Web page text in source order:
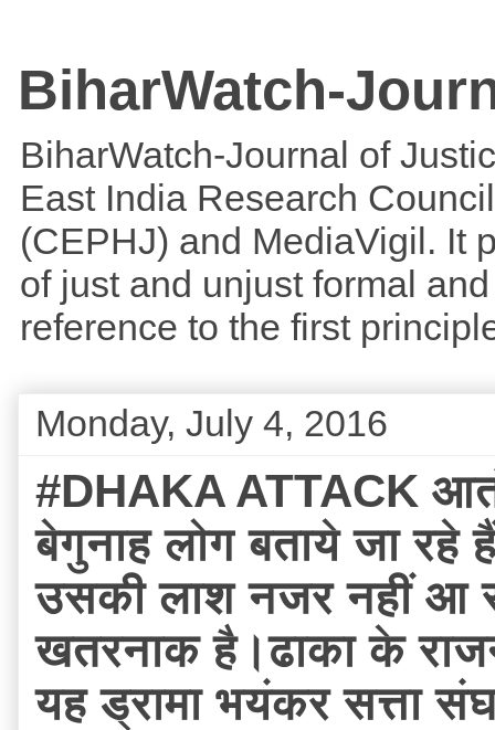
BiharWatch-
BiharWatch-Journal of
East India Research
(CEPHJ) and MediaVigil. It
of just and unjust formal
reference to the first
Monday, July 4, 2016
#DHAKA ATTACK
बेगुनाह लोग बताये जा
उसकी लाश नजर नहीं आ
खतरनाक है।ढाका के
यह ड्रामा भयंकर सत्ता